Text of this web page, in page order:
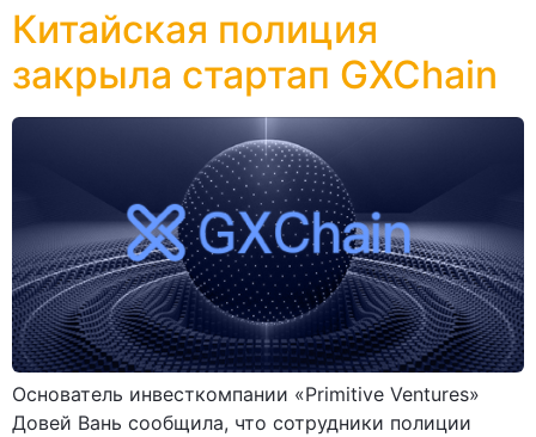
Китайская полиция
закрыла стартап GXChain
Основатель инвесткомпании «Primitive Ventures»
Довей Вань сообщила, что сотрудники полиции